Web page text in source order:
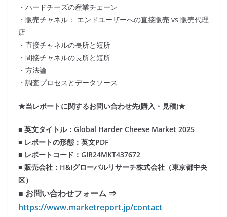
・ハードチーズの産業チェーン
・販売チャネル： エンドユーザーへの直接販売 vs 販売代理
店
・直接チャネルの長所と短所
・間接チャネルの長所と短所
・方法論
・調査プロセスとデータソース
★当レポートに関するお問い合わせ先(購入・見積)★
■ 英文タイトル：Global Harder Cheese Market 2025
■ レポートの形態：英文PDF
■ レポートコード：GIR24MKT437672
■ 販売会社：H&Iグローバルリサーチ株式会社（東京都中央
区）
■ お問い合わせフォーム ⇒
https://www.marketreport.jp/contact